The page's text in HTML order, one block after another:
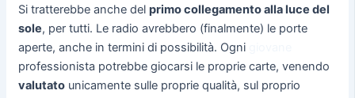
Si tratterebbe anche del primo collegamento alla luce del
sole, per tutti. Le radio avrebbero (finalmente) le porte
aperte, anche in termini di possibilità. Ogni
professionista potrebbe giocarsi le proprie carte, venendo
valutatounicamente sulle proprie qualità, sul proprio